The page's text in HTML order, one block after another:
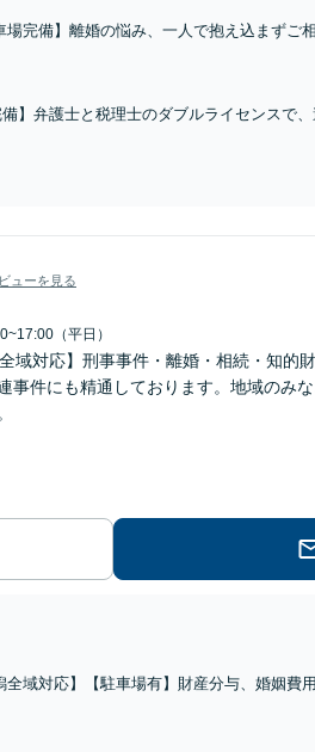
場完備】離婚の悩み、一人で抱え込まず
備】弁護士と税理士のダブルライセンスで
ューを見る
（平日）
域対応】刑事事件・離婚・相続・知的
事件にも精通しております。地域のみ
全域対応】【駐車場有】財産分与、婚姻